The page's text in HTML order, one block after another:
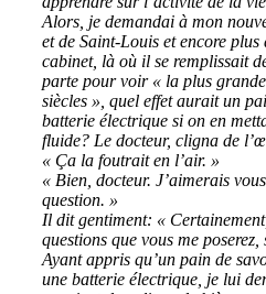
Alors, je demandai à mon
et de Saint-Louis et encore
cabinet, là où il se remplissait
parte pour voir « la plus
siècles », quel effet aurait un
batterie électrique si on en
fluide? Le docteur, cligna de
« Ça la foutrait en l’air. »
« Bien, docteur. J’aimerais
question. »
Il dit gentiment: «
questions que vous me poserez,
Ayant appris qu’un pain de
une batterie électrique, je lui